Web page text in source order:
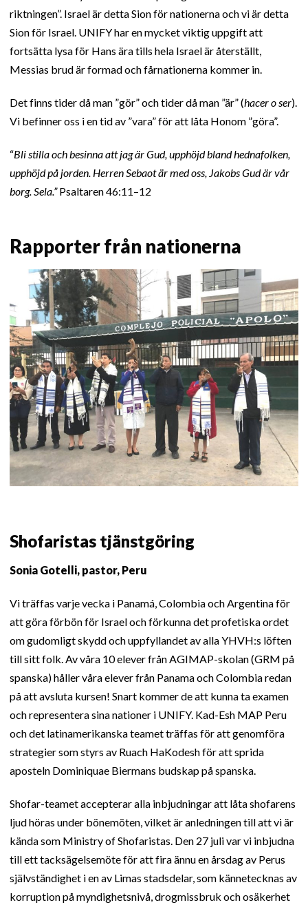
riktningen”. Israel är detta Sion för nationerna och vi är detta
Sion för Israel. UNIFY har en mycket viktig uppgift att
fortsätta lysa för Hans ära tills hela Israel är återställt,
Messias brud är formad och fårnationerna kommer in.
Det finns tider då man ”gör” och tider då man ”är” (hacer o ser).
Vi befinner oss i en tid av ”vara” för att låta Honom ”göra”.
“Bli stilla och besinna att jag är Gud, upphöjd bland hednafolken,
upphöjd på jorden. Herren Sebaot är med oss, Jakobs Gud är vår
borg. Sela.”Psaltaren 46:11–12
Rapporter från nationerna
Shofaristas tjänstgöring
Sonia Gotelli, pastor, Peru
Vi träffas varje vecka i Panamá, Colombia och Argentina för
att göra förbön för Israel och förkunna det profetiska ordet
om gudomligt skydd och uppfyllandet av alla YHVH:s löften
till sitt folk. Av våra 10 elever från AGIMAP-skolan (GRM på
spanska) håller våra elever från Panama och Colombia redan
på att avsluta kursen! Snart kommer de att kunna ta examen
och representera sina nationer i UNIFY. Kad-Esh MAP Peru
och det latinamerikanska teamet träffas för att genomföra
strategier som styrs av Ruach HaKodesh för att sprida
aposteln Dominiquae Biermans budskap på spanska.
Shofar-teamet accepterar alla inbjudningar att låta shofarens
ljud höras under bönemöten, vilket är anledningen till att vi är
kända som Ministry of Shofaristas. Den 27 juli var vi inbjudna
till ett tacksägelsemöte för att fira ännu en årsdag av Perus
självständighet i en av Limas stadsdelar, som kännetecknas av
korruption på myndighetsnivå, drogmissbruk och osäkerhet